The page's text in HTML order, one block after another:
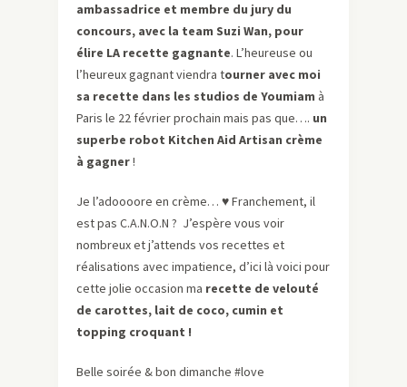
ambassadrice et membre du jury du
concours, avec la team Suzi Wan, pour
élire LA recette gagnante. L’heureuse ou
l’heureux gagnant viendra tourner avec moi
sa recette dans les studios de Youmiam à
Paris le 22 février prochain mais pas que…. un
superbe robot Kitchen Aid Artisan crème
à gagner!
Je l’adoooore en crème… ♥Franchement, il
est pas C.A.N.O.N ? J’espère vous voir
nombreux et j’attends vos recettes et
réalisations avec impatience, d’ici là voici pour
cette jolie occasion ma recette de velouté
de carottes, lait de coco, cumin et
topping croquant !
Belle soirée & bon dimanche #love